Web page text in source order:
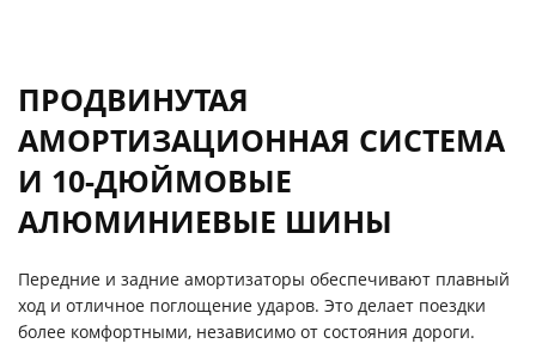
ПРОДВИНУТАЯ
АМОРТИЗАЦИОННАЯ СИСТЕМА
И 10-ДЮЙМОВЫЕ
АЛЮМИНИЕВЫЕ ШИНЫ
Передние и задние амортизаторы обеспечивают плавный
ход и отличное поглощение ударов. Это делает поездки
более комфортными, независимо от состояния дороги.